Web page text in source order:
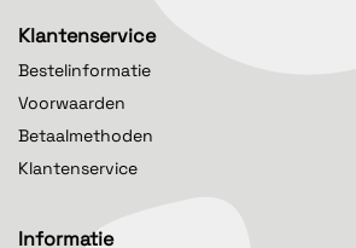
Klantenservice
Bestelinformatie
Voorwaarden
Betaalmethoden
Klantenservice
Informatie